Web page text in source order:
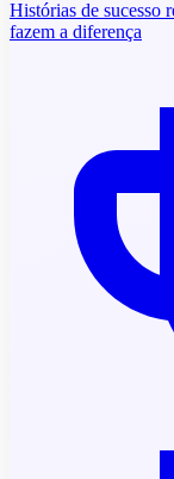
Histórias de sucesso
fazem a diferença